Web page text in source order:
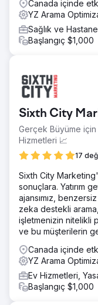
Canada içinde
YZ Arama
Sağlık ve
Başlangıç $1,000
Sixth City
Gerçek Büyüme için
Hizmetleri 📈
17
Sixth City
sonuçlara. Yatırım
ajansımız,
zeka destekli
işletmenizin nitelikli
ve bu müşterilerin
Canada içinde
YZ Arama
Ev Hizmetleri,
Başlangıç $1,000